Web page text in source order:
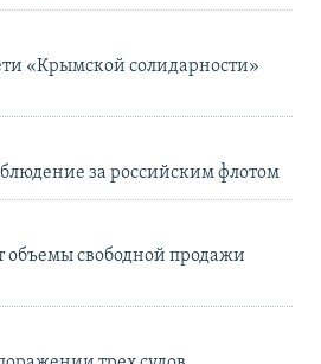
«Крымской солидарности»
за российским флотом
объемы свободной продажи